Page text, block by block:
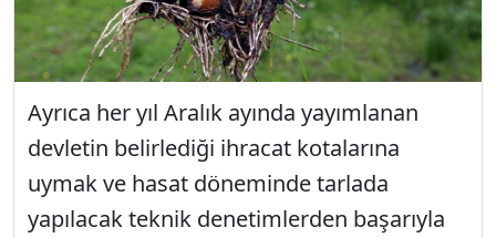
Ayrıca her yıl Aralık ayında yayımlanan
devletin belirlediği ihracat kotalarına
uymak ve hasat döneminde tarlada
yapılacak teknik denetimlerden başarıyla